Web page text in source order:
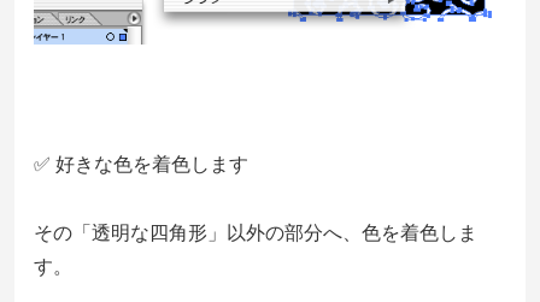
✅ 好きな色を着色します
その「透明な四角形」以外の部分へ、色を着色しま
す。